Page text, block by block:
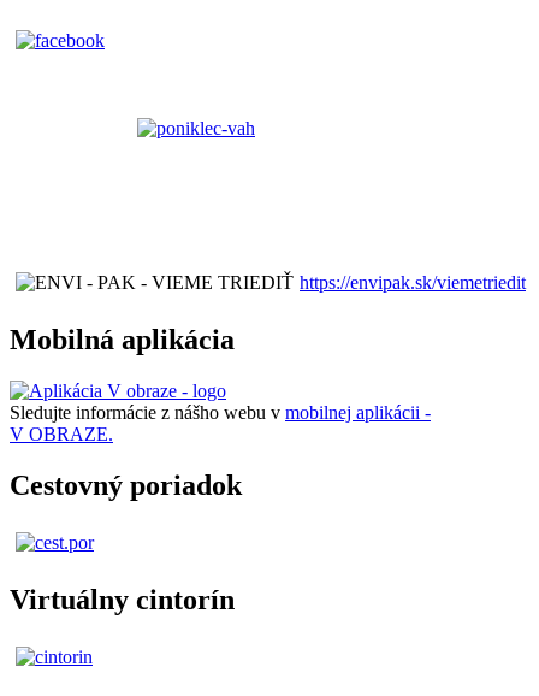
https://envipak.sk/viemetriedit
Mobilná aplikácia
Sledujte informácie z nášho webu v mobilnej aplikácii -
V OBRAZE.
Cestovný poriadok
Virtuálny cintorín